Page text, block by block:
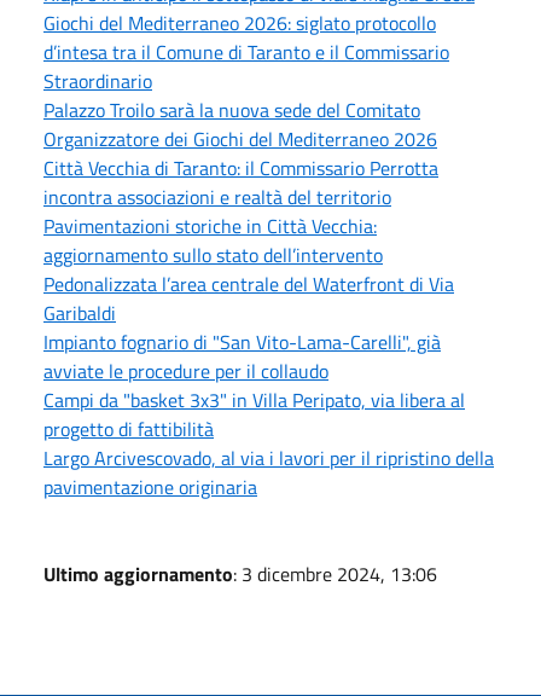
Giochi del Mediterraneo 2026: siglato protocollo
d’intesa tra il Comune di Taranto e il Commissario
Straordinario
Palazzo Troilo sarà la nuova sede del Comitato
Organizzatore dei Giochi del Mediterraneo 2026
Città Vecchia di Taranto: il Commissario Perrotta
incontra associazioni e realtà del territorio
Pavimentazioni storiche in Città Vecchia:
aggiornamento sullo stato dell’intervento
Pedonalizzata l’area centrale del Waterfront di Via
Garibaldi
Impianto fognario di "San Vito-Lama-Carelli", già
avviate le procedure per il collaudo
Campi da "basket 3x3" in Villa Peripato, via libera al
progetto di fattibilità
Largo Arcivescovado, al via i lavori per il ripristino della
pavimentazione originaria
Ultimo aggiornamento: 3 dicembre 2024, 13:06